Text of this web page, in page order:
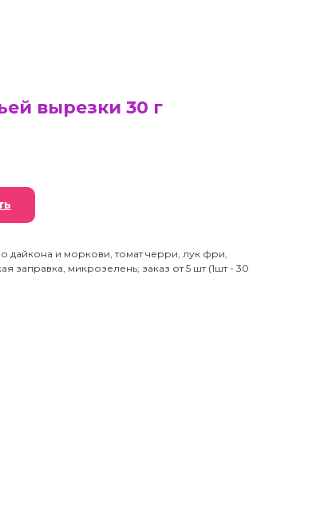
вырезки 30 г
дайкона и моркови, томат черри, лук фри,
заправка, микрозелень; заказ от 5 шт (1шт - 30